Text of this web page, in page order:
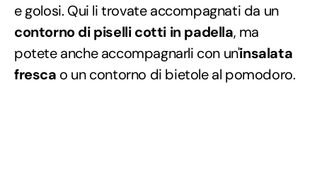
e golosi. Qui li trovate accompagnati da un
contorno di piselli cotti in padella, ma
potete anche accompagnarli con un'insalata
fresca o un contorno di bietole al pomodoro.